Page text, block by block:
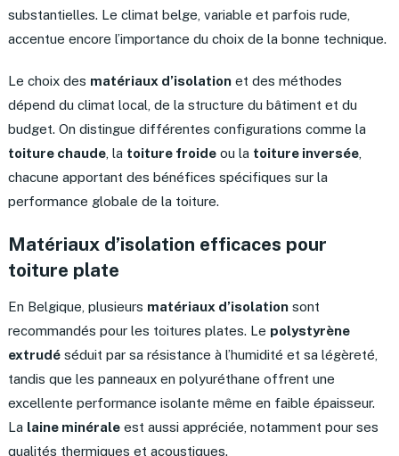
substantielles. Le climat belge, variable et parfois rude,
accentue encore l’importance du choix de la bonne technique.
Le choix des matériaux d’isolationet des méthodes
dépend du climat local, de la structure du bâtiment et du
budget. On distingue différentes configurations comme la
toiture chaude, la toiture froideou la toiture inversée,
chacune apportant des bénéfices spécifiques sur la
performance globale de la toiture.
Matériaux d’isolation efficaces pour
toiture plate
En Belgique, plusieurs matériaux d’isolationsont
recommandés pour les toitures plates. Le polystyrène
extrudéséduit par sa résistance à l’humidité et sa légèreté,
tandis que les panneaux en polyuréthane offrent une
excellente performance isolante même en faible épaisseur.
La laine minéraleest aussi appréciée, notamment pour ses
qualités thermiques et acoustiques.